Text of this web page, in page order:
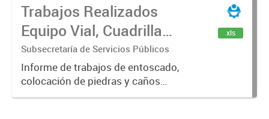
construcción, colocación de tapa
registro, reparación...
Trabajos Realizados
Equipo Vial, Cuadrilla
Bacheo, Servicio
Eléctrico - Noviembre
2021
Subsecretaría de Servicios Públicos
Informe de trabajos de entoscado,
colocación de piedras y caños
(zanjeo - cruce de calles) Informe
xls